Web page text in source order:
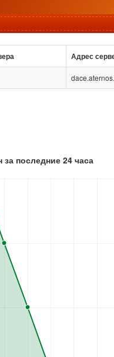
Адрес
за последние 24 часа